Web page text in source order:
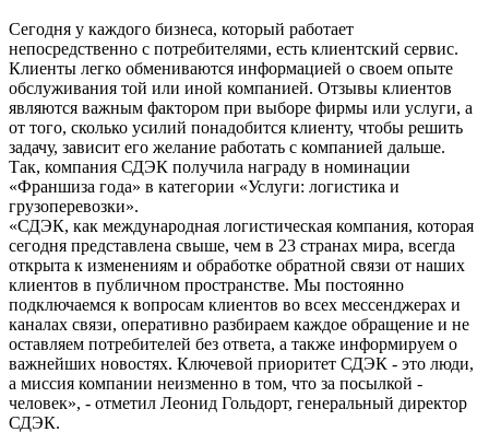
Сегодня у каждого бизнеса, который работает
непосредственно с потребителями, есть клиентский сервис.
Клиенты легко обмениваются информацией о своем опыте
обслуживания той или иной компанией. Отзывы клиентов
являются важным фактором при выборе фирмы или услуги, а
от того, сколько усилий понадобится клиенту, чтобы решить
задачу, зависит его желание работать с компанией дальше.
Так, компания СДЭК получила награду в номинации
«Франшиза года» в категории «Услуги: логистика и
грузоперевозки».
«СДЭК, как международная логистическая компания, которая
сегодня представлена свыше, чем в 23 странах мира, всегда
открыта к изменениям и обработке обратной связи от наших
клиентов в публичном пространстве. Мы постоянно
подключаемся к вопросам клиентов во всех мессенджерах и
каналах связи, оперативно разбираем каждое обращение и не
оставляем потребителей без ответа, а также информируем о
важнейших новостях. Ключевой приоритет СДЭК - это люди,
а миссия компании неизменно в том, что за посылкой -
человек», - отметил Леонид Гольдорт, генеральный директор
СДЭК.